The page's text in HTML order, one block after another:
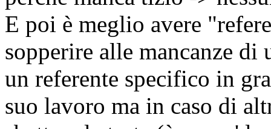
E poi è meglio avere
sopperire alle mancanze di
un referente specifico in
suo lavoro ma in caso di